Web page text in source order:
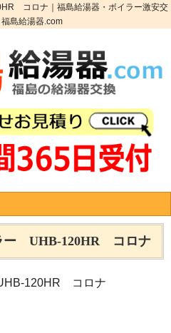
コロナ｜福島給湯器・ボイラー激安交
島給湯器.com
ー UHB-120HR コロナ
120HR コロナ